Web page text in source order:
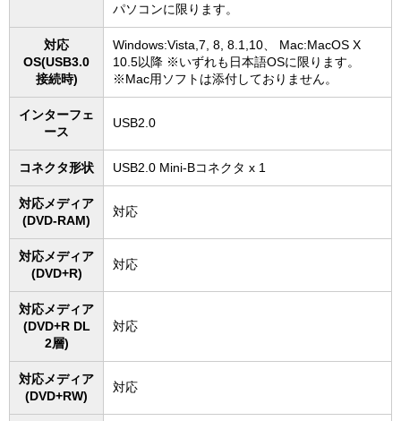
パソコンに限ります。
対応
OS(USB3.0
接続時)
Windows:Vista,7, 8, 8.1,10、 Mac:MacOS X
10.5以降 ※いずれも日本語OSに限ります。
※Mac用ソフトは添付しておりません。
インターフェ
ース
USB2.0
コネクタ形状 USB2.0 Mini-Bコネクタ x 1
対応メディア
(DVD-RAM)
対応
対応メディア
(DVD+R)
対応
対応メディア
(DVD+R DL
2層)
対応
対応メディア
(DVD+RW)
対応